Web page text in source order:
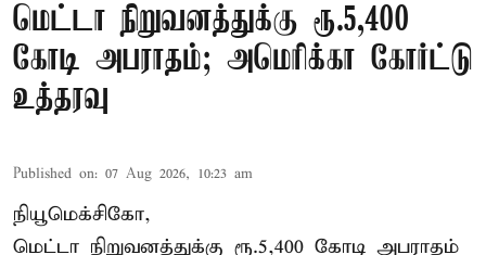
மெட்டா நிறுவனத்துக்கு ரூ.5,400
கோடி அபராதம்; அமெரிக்கா கோர்ட்டு
உத்தரவு
Published on: 07 Aug 2026, 10:23 am
நியூமெக்சிகோ,
மெட்டா நிறுவனத்துக்கு ரூ.5,400 கோடி அபராதம்